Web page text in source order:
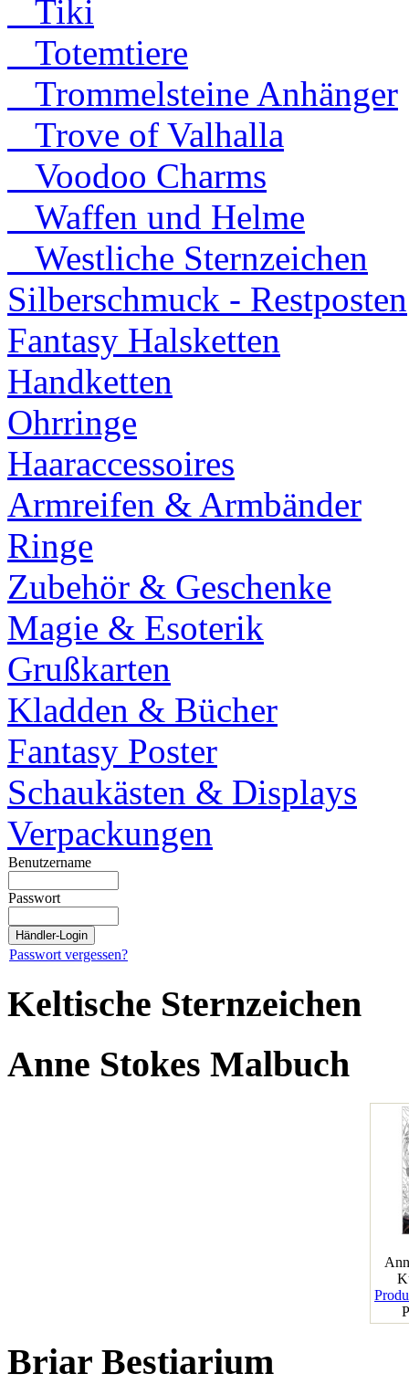
Tiki
Totemtiere
Trommelsteine Anhänger
Trove of Valhalla
Voodoo Charms
Waffen und Helme
Westliche Sternzeichen
Silberschmuck - Restposten
Fantasy Halsketten
Handketten
Ohrringe
Haaraccessoires
Armreifen & Armbänder
Ringe
Zubehör & Geschenke
Magie & Esoterik
Grußkarten
Kladden & Bücher
Fantasy Poster
Schaukästen & Displays
Verpackungen
Benutzername
Passwort
Passwort vergessen?
Keltische Sternzeichen
Anne Stokes Malbuch
Briar Bestiarium